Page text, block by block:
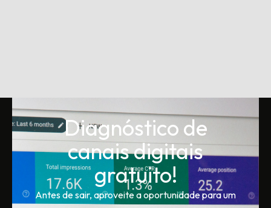
Diagnóstico de
canais digitais
gratuito!
Antes de sair, aproveite a oportunidade para um